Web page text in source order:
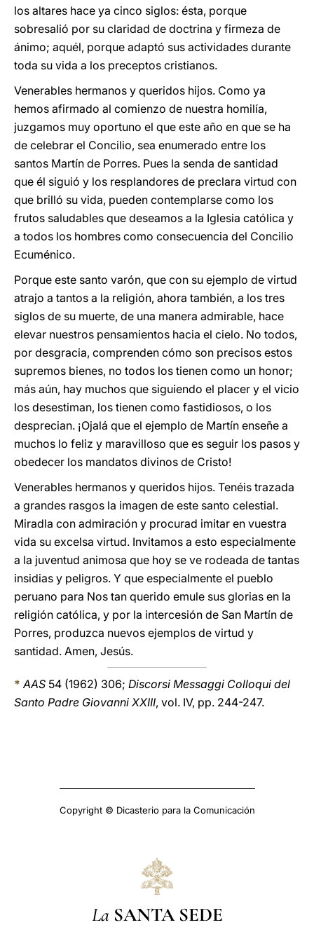
los altares hace ya cinco siglos: ésta, porque
sobresalió por su claridad de doctrina y firmeza de
ánimo; aquél, porque adaptó sus actividades durante
toda su vida a los preceptos cristianos.
Venerables hermanos y queridos hijos. Como ya
hemos afirmado al comienzo de nuestra homilía,
juzgamos muy oportuno el que este año en que se ha
de celebrar el Concilio, sea enumerado entre los
santos Martín de Porres. Pues la senda de santidad
que él siguió y los resplandores de preclara virtud con
que brilló su vida, pueden contemplarse como los
frutos saludables que deseamos a la Iglesia católica y
a todos los hombres como consecuencia del Concilio
Ecuménico.
Porque este santo varón, que con su ejemplo de virtud
atrajo a tantos a la religión, ahora también, a los tres
siglos de su muerte, de una manera admirable, hace
elevar nuestros pensamientos hacia el cielo. No todos,
por desgracia, comprenden cómo son precisos estos
supremos bienes, no todos los tienen como un honor;
más aún, hay muchos que siguiendo el placer y el vicio
los desestiman, los tienen como fastidiosos, o los
desprecian. ¡Ojalá que el ejemplo de Martín enseñe a
muchos lo feliz y maravilloso que es seguir los pasos y
obedecer los mandatos divinos de Cristo!
Venerables hermanos y queridos hijos. Tenéis trazada
a grandes rasgos la imagen de este santo celestial.
Miradla con admiración y procurad imitar en vuestra
vida su excelsa virtud. Invitamos a esto especialmente
a la juventud animosa que hoy se ve rodeada de tantas
insidias y peligros. Y que especialmente el pueblo
peruano para Nos tan querido emule sus glorias en la
religión católica, y por la intercesión de San Martín de
Porres, produzca nuevos ejemplos de virtud y
santidad. Amen, Jesús.
* AAS 54 (1962) 306; Discorsi Messaggi Colloqui del
Santo Padre Giovanni XXIII, vol. IV, pp. 244-247.
Copyright © Dicasterio para la Comunicación
La SANTA SEDE